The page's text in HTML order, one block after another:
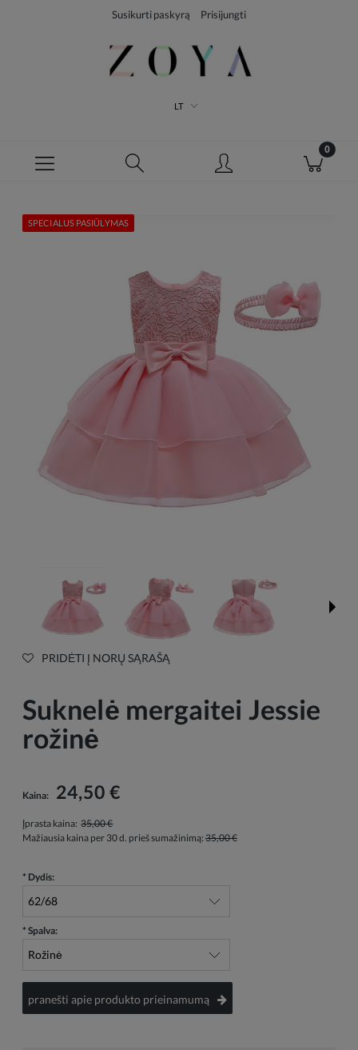
Susikurti paskyrą Prisijungti
LT
SPECIALUS PASIŪLYMAS
PRIDĖTI Į NORŲ SĄRAŠĄ
Suknelė mergaitei Jessie
rožinė
Kaina: 24,50 €
Įprasta kaina: 35,00 €
Mažiausia kaina per 30 d. prieš sumažinimą: 35,00 €
* Dydis:
* Spalva:
pranešti apie produkto prieinamumą